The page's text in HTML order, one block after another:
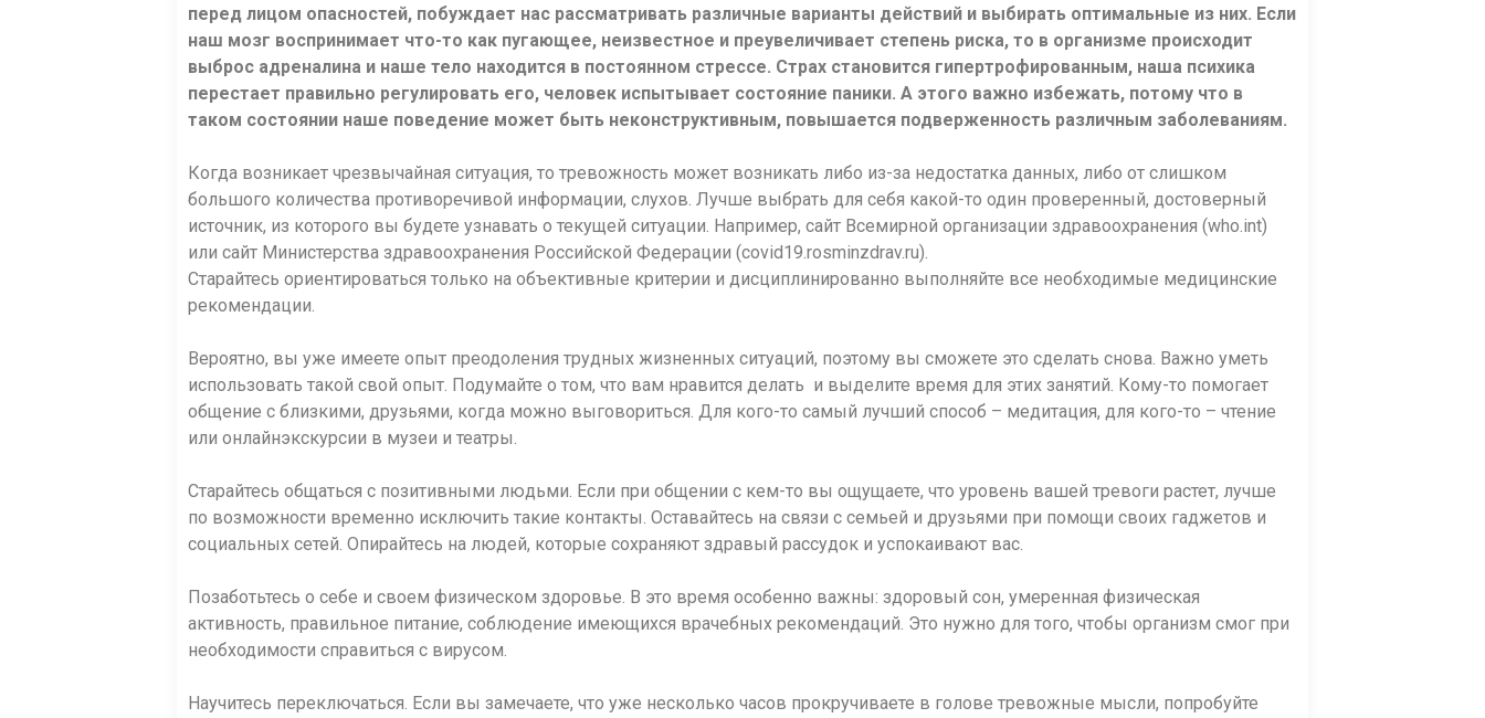
перед лицом опасностей, побуждает нас рассматривать различные варианты действий и выбирать оптимальные из них. Если
наш мозг воспринимает что-то как пугающее, неизвестное и преувеличивает степень риска, то в организме происходит
выброс адреналина и наше тело находится в постоянном стрессе. Страх становится гипертрофированным, наша психика
перестает правильно регулировать его, человек испытывает состояние паники. А этого важно избежать, потому что в
таком состоянии наше поведение может быть неконструктивным, повышается подверженность различным заболеваниям.
Когда возникает чрезвычайная ситуация, то тревожность может возникать либо из-за недостатка данных, либо от слишком
большого количества противоречивой информации, слухов. Лучше выбрать для себя какой-то один проверенный, достоверный
источник, из которого вы будете узнавать о текущей ситуации. Например, сайт Всемирной организации здравоохранения (who.int)
или сайт Министерства здравоохранения Российской Федерации (covid19.rosminzdrav.ru).
Старайтесь ориентироваться только на объективные критерии и дисциплинированно выполняйте все необходимые медицинские
рекомендации.
Вероятно, вы уже имеете опыт преодоления трудных жизненных ситуаций, поэтому вы сможете это сделать снова. Важно уметь
использовать такой свой опыт. Подумайте о том, что вам нравится делать и выделите время для этих занятий. Кому-то помогает
общение с близкими, друзьями, когда можно выговориться. Для кого-то самый лучший способ – медитация, для кого-то – чтение
или онлайнэкскурсии в музеи и театры.
Старайтесь общаться с позитивными людьми. Если при общении с кем-то вы ощущаете, что уровень вашей тревоги растет, лучше
по возможности временно исключить такие контакты. Оставайтесь на связи с семьей и друзьями при помощи своих гаджетов и
социальных сетей. Опирайтесь на людей, которые сохраняют здравый рассудок и успокаивают вас.
Позаботьтесь о себе и своем физическом здоровье. В это время особенно важны: здоровый сон, умеренная физическая
активность, правильное питание, соблюдение имеющихся врачебных рекомендаций. Это нужно для того, чтобы организм смог при
необходимости справиться с вирусом.
Научитесь переключаться. Если вы замечаете, что уже несколько часов прокручиваете в голове тревожные мысли, попробуйте